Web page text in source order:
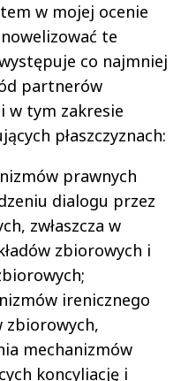
w mojej ocenie
te
co najmniej
partnerów
w tym zakresie
płaszczyznach:
prawnych
dialogu przez
zwłaszcza w
zbiorowych i
irenicznego
zbiorowych,
mechanizmów
koncyliację i